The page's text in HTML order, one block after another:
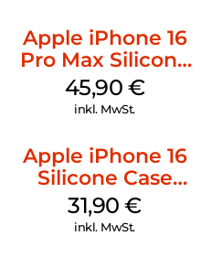
Apple iPhone 16
Pro Max Silicone
Case MagSafe
Ultramarine
45,90 €
inkl. MwSt.
Apple iPhone 16
Silicone Case
MagSafe Fuchsia
31,90€
inkl. MwSt.